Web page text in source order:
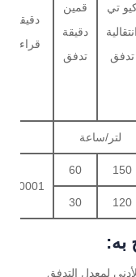
تي
انتقالية
تدفق
قمين
دقيقة
تدفق
دقيقة
قراءة
لتر/ساعة
150
60
0.0001
120
30
به:
±5% من الحد الأدنى لمعدل التدفق